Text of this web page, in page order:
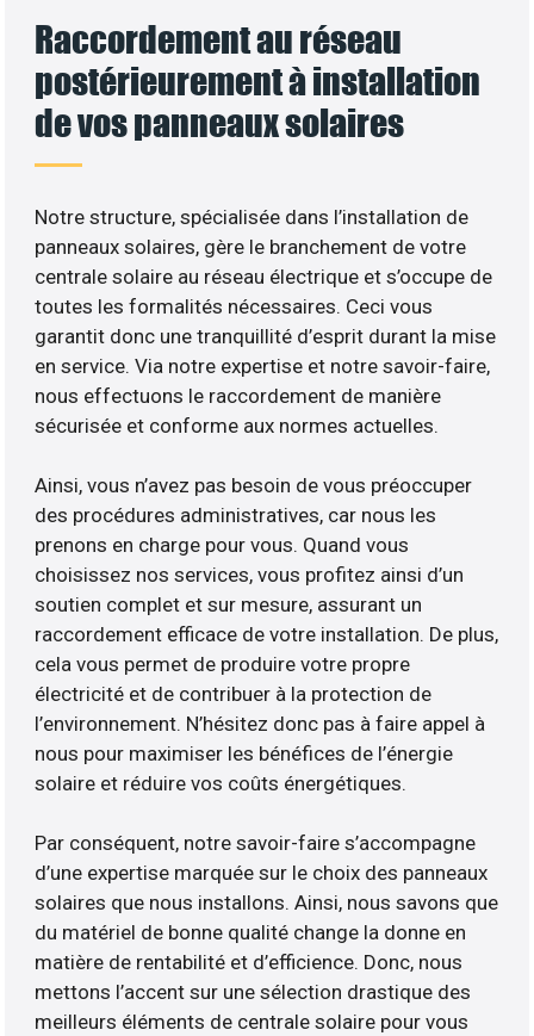
Raccordement au réseau
postérieurement à installation
de vos panneaux solaires
Notre structure, spécialisée dans l’installation de
panneaux solaires, gère le branchement de votre
centrale solaire au réseau électrique et s’occupe de
toutes les formalités nécessaires. Ceci vous
garantit donc une tranquillité d’esprit durant la mise
en service. Via notre expertise et notre savoir-faire,
nous effectuons le raccordement de manière
sécurisée et conforme aux normes actuelles.
Ainsi, vous n’avez pas besoin de vous préoccuper
des procédures administratives, car nous les
prenons en charge pour vous. Quand vous
choisissez nos services, vous profitez ainsi d’un
soutien complet et sur mesure, assurant un
raccordement efficace de votre installation. De plus,
cela vous permet de produire votre propre
électricité et de contribuer à la protection de
l’environnement. N’hésitez donc pas à faire appel à
nous pour maximiser les bénéfices de l’énergie
solaire et réduire vos coûts énergétiques.
Par conséquent, notre savoir-faire s’accompagne
d’une expertise marquée sur le choix des panneaux
solaires que nous installons. Ainsi, nous savons que
du matériel de bonne qualité change la donne en
matière de rentabilité et d’efficience. Donc, nous
mettons l’accent sur une sélection drastique des
meilleurs éléments de centrale solaire pour vous